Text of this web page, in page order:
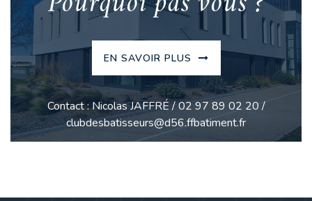
Pourquoi pas vous ?
EN SAVOIR PLUS
Contact : Nicolas JAFFRÉ / 02 97 89 02 20 /
clubdesbatisseurs@d56.ffbatiment.fr